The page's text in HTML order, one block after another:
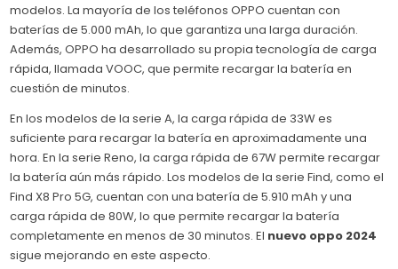
modelos. La mayoría de los teléfonos OPPO cuentan con
baterías de 5.000 mAh, lo que garantiza una larga duración.
Además, OPPO ha desarrollado su propia tecnología de carga
rápida, llamada VOOC, que permite recargar la batería en
cuestión de minutos.
En los modelos de la serie A, la carga rápida de 33W es
suficiente para recargar la batería en aproximadamente una
hora. En la serie Reno, la carga rápida de 67W permite recargar
la batería aún más rápido. Los modelos de la serie Find, como el
Find X8 Pro 5G, cuentan con una batería de 5.910 mAh y una
carga rápida de 80W, lo que permite recargar la batería
completamente en menos de 30 minutos. El nuevo oppo 2024
sigue mejorando en este aspecto.